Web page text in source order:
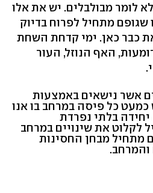
לומר מבולבלים. יש את אלו
מתחיל לפרוח בדיוק
כבר כאן. ימי קדחת השחת
האף הנוזל, העור
אשר נישאים באמצעות
כל פיסה במרחב בו אנו
יחידה בלתי נפרדת
לקלוט את שינויים במרחב
מתחיל מבחן החסינות
והמרחב.